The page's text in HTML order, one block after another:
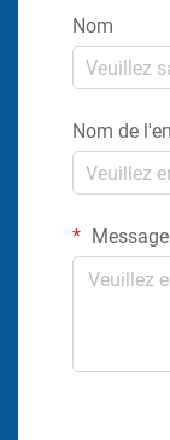
Nom
Nom de
Message